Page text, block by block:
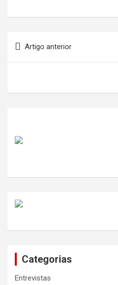
Artigo anterior
Categorias
Entrevistas